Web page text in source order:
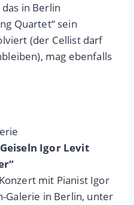
in Berlin
Quartet“ sein
(der Cellist darf
mag ebenfalls
Igor Levit
mit Pianist Igor
Galerie in Berlin, unter